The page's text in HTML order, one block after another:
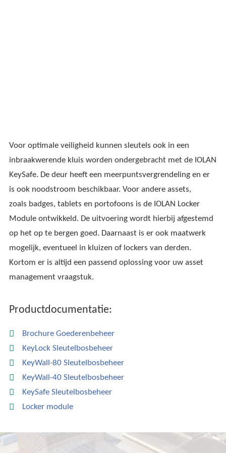
Voor optimale veiligheid kunnen sleutels ook in een
inbraakwerende kluis worden ondergebracht met de IOLAN
KeySafe. De deur heeft een meerpuntsvergrendeling en er
is ook noodstroom beschikbaar. Voor andere assets,
zoals badges, tablets en portofoons is de IOLAN Locker
Module ontwikkeld. De uitvoering wordt hierbij afgestemd
op het op te bergen goed. Daarnaast is er ook maatwerk
mogelijk, eventueel in kluizen of lockers van derden.
Kortom er is altijd een passend oplossing voor uw asset
management vraagstuk.
Productdocumentatie:
Brochure Goederenbeheer
KeyLock Sleutelbosbeheer
KeyWall-80 Sleutelbosbeheer
KeyWall-40 Sleutelbosbeheer
KeySafe Sleutelbosbeheer
Locker module